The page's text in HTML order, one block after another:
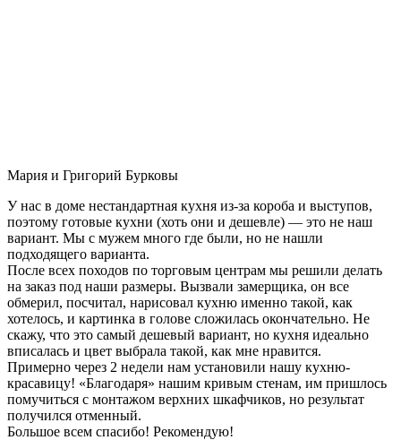
Мария и Григорий Бурковы
У нас в доме нестандартная кухня из-за короба и выступов,
поэтому готовые кухни (хоть они и дешевле) — это не наш
вариант. Мы с мужем много где были, но не нашли
подходящего варианта.
После всех походов по торговым центрам мы решили делать
на заказ под наши размеры. Вызвали замерщика, он все
обмерил, посчитал, нарисовал кухню именно такой, как
хотелось, и картинка в голове сложилась окончательно. Не
скажу, что это самый дешевый вариант, но кухня идеально
вписалась и цвет выбрала такой, как мне нравится.
Примерно через 2 недели нам установили нашу кухню-
красавицу! «Благодаря» нашим кривым стенам, им пришлось
помучиться с монтажом верхних шкафчиков, но результат
получился отменный.
Большое всем спасибо! Рекомендую!